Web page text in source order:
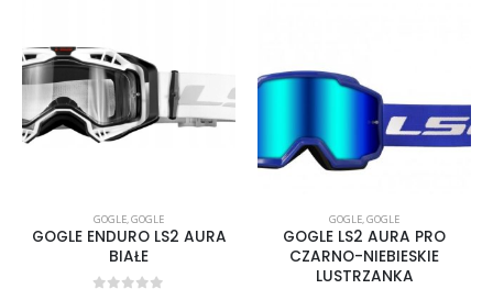
GOGLE,GOGLE
GOGLE ENDURO LS2 AURA
BIAŁE
GOGLE,GOGLE
GOGLE LS2 AURA PRO
CZARNO-NIEBIESKIE
LUSTRZANKA